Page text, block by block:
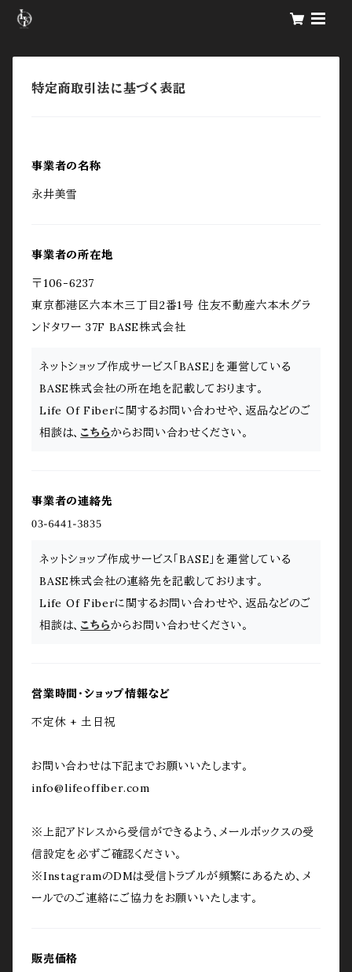
特定商取引法に基づく表記
事業者の名称
永井美雪
事業者の所在地
〒106-6237
東京都港区六本木三丁目2番1号 住友不動産六本木グラ
ンドタワー 37F BASE株式会社
ネットショップ作成サービス「BASE」を運営している
BASE株式会社の所在地を記載しております。
Life Of Fiberに関するお問い合わせや、返品などのご
相談は、 こちらからお問い合わせください。
事業者の連絡先
ネットショップ作成サービス「BASE」を運営している
BASE株式会社の連絡先を記載しております。
Life Of Fiberに関するお問い合わせや、返品などのご
相談は、 こちらからお問い合わせください。
営業時間・ショップ情報など
不定休 + 土日祝
お問い合わせは下記までお願いいたします。
info@lifeoffiber.com
※上記アドレスから受信ができるよう、メールボックスの受
信設定を必ずご確認ください。
※InstagramのDMは受信トラブルが頻繁にあるため、メ
ールでのご連絡にご協力をお願いいたします。
販売価格